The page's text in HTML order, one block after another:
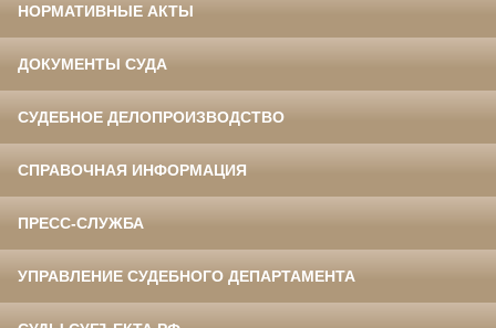
НОРМАТИВНЫЕ АКТЫ
ДОКУМЕНТЫ СУДА
СУДЕБНОЕ ДЕЛОПРОИЗВОДСТВО
СПРАВОЧНАЯ ИНФОРМАЦИЯ
ПРЕСС-СЛУЖБА
УПРАВЛЕНИЕ СУДЕБНОГО ДЕПАРТАМЕНТА